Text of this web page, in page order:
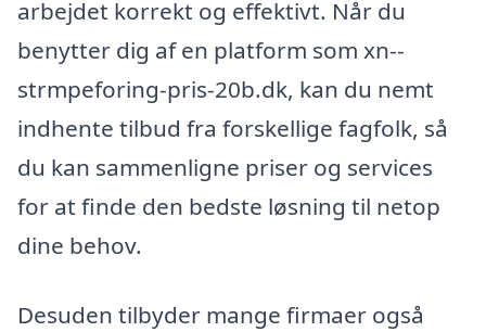
arbejdet korrekt og effektivt. Når du
benytter dig af en platform som xn--
strmpeforing-pris-20b.dk, kan du nemt
indhente tilbud fra forskellige fagfolk, så
du kan sammenligne priser og services
for at finde den bedste løsning til netop
dine behov.
Desuden tilbyder mange firmaer også